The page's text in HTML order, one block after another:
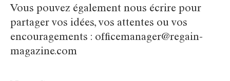
Vous pouvez également nous écrire pour
partager vos idées, vos attentes ou vos
encouragements : officemanager@regain-
magazine.com